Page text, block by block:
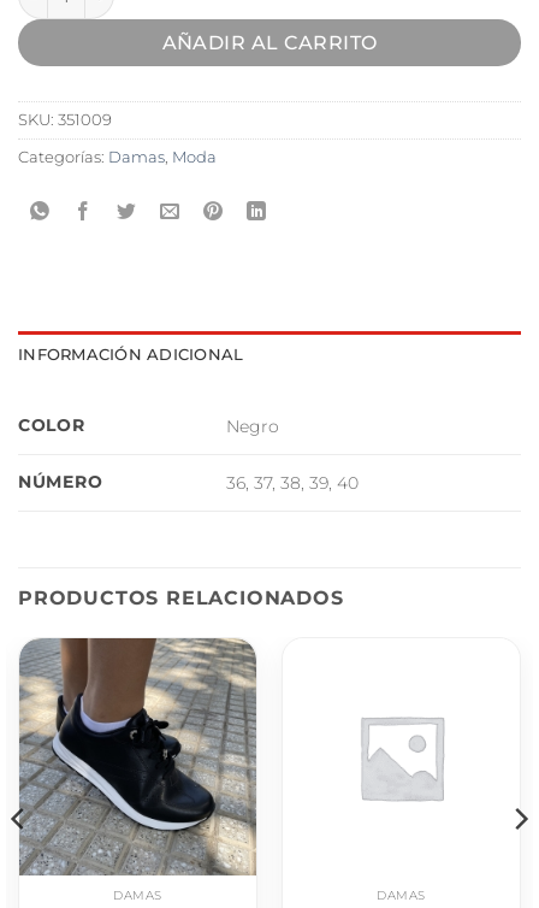
AÑADIR AL CARRITO
SKU: 351009
Categorías: Damas Moda
INFORMACIÓN ADICIONAL
COLOR Negro
NÚMERO 36, 37, 38, 39, 40
PRODUCTOS RELACIONADOS
DAMAS DAMAS